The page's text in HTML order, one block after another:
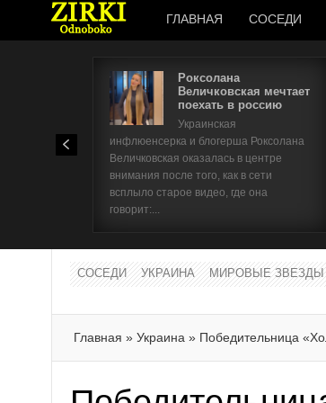
ГЛАВНАЯ СОСЕДИ
Роксолана
Величковская мечтает
поехать в россию
Украинская
инфлюенсерка и блогерша Роксолана
Величковская оказалась в центре
внимания после того, как в сети
всплыло старое видео, где она
говорит:...
СОСЕДИ УКРАИНА МИРОВЫЕ ЗВЕЗДЫ
Главная » Украина » Победительница